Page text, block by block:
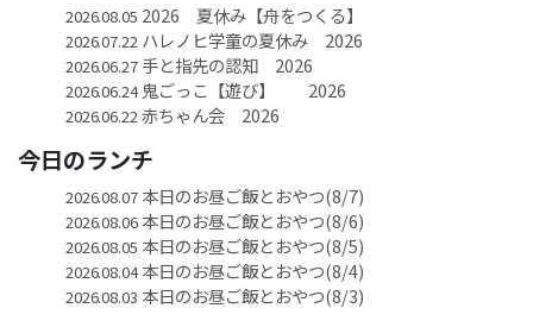
2026.08.05 2026 夏休み【舟をつくる】
2026.07.22 ハレノヒ学童の夏休み 2026
2026.06.27手と指先の認知 2026
2026.06.24鬼ごっこ【遊び】 2026
2026.06.22赤ちゃん会 2026
今日のランチ
2026.08.07本日のお昼ご飯とおやつ(8/7)
2026.08.06本日のお昼ご飯とおやつ(8/6)
2026.08.05 本日のお昼ご飯とおやつ(8/5)
2026.08.04本日のお昼ご飯とおやつ(8/4)
2026.08.03 本日のお昼ご飯とおやつ(8/3)